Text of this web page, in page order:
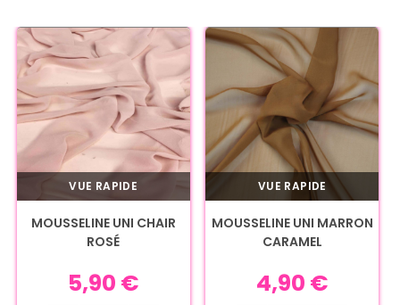
VUE RAPIDE
MOUSSELINE UNI CHAIR
ROSÉ
5,90 €
VUE RAPIDE
MOUSSELINE UNI MARRON
CARAMEL
4,90 €